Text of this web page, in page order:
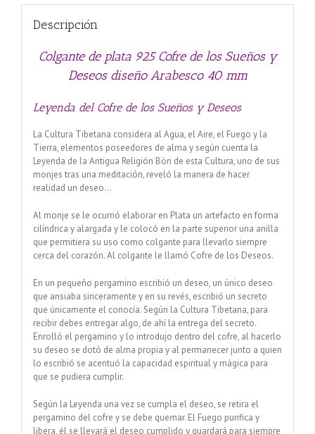
mm
Descripción
Colgante de plata 925 Cofre de los Sueños y
Deseos diseño Arabesco 40 mm
Leyenda del Cofre de los Sueños y Deseos
La Cultura Tibetana considera al Agua, el Aire, el Fuego y la
Tierra, elementos poseedores de alma y según cuenta la
Leyenda de la Antigua Religión Bön de esta Cultura, uno de sus
monjes tras una meditación, reveló la manera de hacer
realidad un deseo…
Al monje se le ocurrió elaborar en Plata un artefacto en forma
cilíndrica y alargada y le colocó en la parte superior una anilla
que permitiera su uso como colgante para llevarlo siempre
cerca del corazón. Al colgante le llamó Cofre de los Deseos.
En un pequeño pergamino escribió un deseo, un único deseo
que ansiaba sinceramente y en su revés, escribió un secreto
que únicamente el conocía. Según la Cultura Tibetana, para
recibir debes entregar algo, de ahí la entrega del secreto.
Enrolló el pergamino y lo introdujo dentro del cofre, al hacerlo
su deseo se dotó de alma propia y al permanecer junto a quien
lo escribió se acentuó la capacidad espiritual y mágica para
que se pudiera cumplir.
Según la Leyenda una vez se cumpla el deseo, se retira el
pergamino del cofre y se debe quemar. El Fuego purifica y
libera, él se llevará el deseo cumplido y guardará para siempre